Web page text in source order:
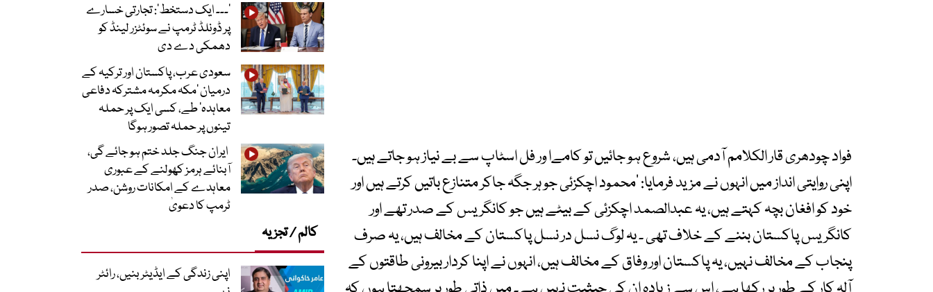
فواد چودھری قار الکلامم آدمی ہیں، شروع ہو جائیں تو کامےا ور فل اسٹاپ سے بے نیاز ہو جاتے ہیں۔
اپنی روایتی انداز میں انہوں نے مزید فرمایا: ’محمود اچکزئی جو ہر جگہ جاکر متنازع باتیں کرتے ہیں اور
خود کو افغان بچہ کہتے ہیں، یہ عبدالصمد اچکزئی کے بیٹے ہیں جو کانگریس کے صدر تھے اور
کانگریس پاکستان بننے کے خلاف تھی ۔ یہ لوگ نسل در نسل پاکستان کے مخالف ہیں، یہ صرف
پنجاب کے مخالف نہیں، یہ پاکستان اور وفاق کے مخالف ہیں، انہوں نے اپنا کردار بیرونی طاقتوں کے
’۔۔۔ ایک دستخط‘: تجارتی خسارے
پر ڈونلڈ ٹرمپ نے سوئٹزر لینڈ کو
دھمکی دے دی
سعودی عرب، پاکستان اور ترکیہ کے
درمیان ’مکہ مکرمہ مشترکہ دفاعی
معاہدہ‘ طے، کسی ایک پر حملہ
تینوں پر حملہ تصور ہوگا
ایران جنگ جلد ختم ہو جائے گی،
آبنائے ہرمز کھولنے کے عبوری
معاہدے کے امکانات روشن، صدر
ٹرمپ کا دعویٰ
کالم / تجزیہ
اپنی زندگی کے ایڈیٹر بنیں، رائٹر